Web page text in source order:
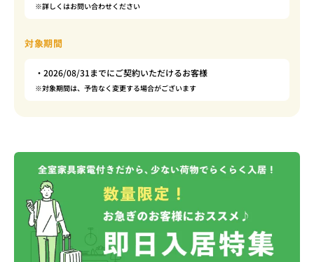
※詳しくはお問い合わせください
対象期間
・2026/08/31までにご契約いただけるお客様
※対象期間は、予告なく変更する場合がございます